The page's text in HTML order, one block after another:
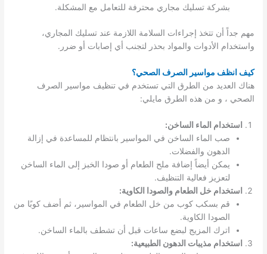
بشركة تسليك مجاري محترفة للتعامل مع المشكلة.
مهم جداً أن تتخذ إجراءات السلامة اللازمة عند تسليك المجاري،
واستخدام الأدوات والمواد بحذر لتجنب أي إصابات أو ضرر.
كيف انظف مواسير الصرف الصحي؟
هناك العديد من الطرق التي تستخدم في تنظيف مواسير الصرف
الصحي ، و من هذه الطرق مايلي:
استخدام الماء الساخن:
صب الماء الساخن في المواسير بانتظام للمساعدة في إزالة
الدهون والفضلات.
يمكن أيضاً إضافة ملح الطعام أو صودا الخبز إلى الماء الساخن
لتعزيز فعالية التنظيف.
استخدام خل الطعام والصودا الكاوية:
قم بسكب كوب من خل الطعام في المواسير، ثم أضف كوبًا من
الصودا الكاوية.
اترك المزيج لبضع ساعات قبل أن تشطف بالماء الساخن.
استخدام مذيبات الدهون الطبيعية: